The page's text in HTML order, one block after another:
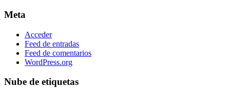
Meta
Acceder
Feed de entradas
Feed de comentarios
WordPress.org
Nube de etiquetas